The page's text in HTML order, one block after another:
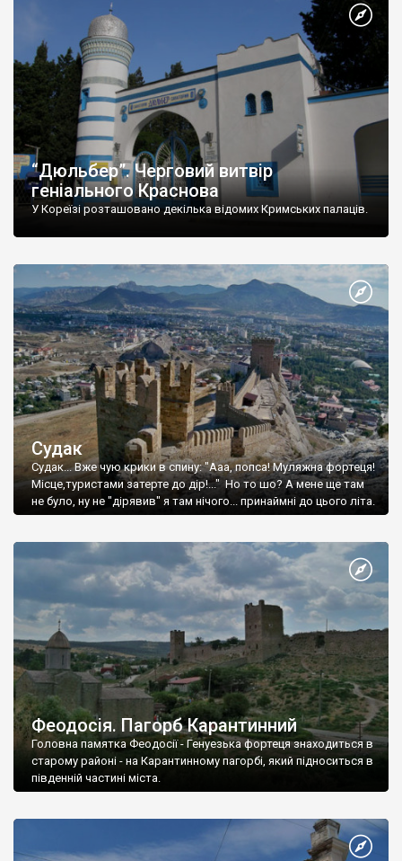
“Дюльбер”. Черговий витвір
геніального Краснова
У Кореїзі розташовано декілька відомих Кримських палаців.
Судак
Судак... Вже чую крики в спину: "Ааа, попса! Муляжна фортеця!
Місце,туристами затерте до дір!..." Но то шо? А мене ще там
не було, ну не "дірявив" я там нічого... принаймні до цього літа.
Феодосія. Пагорб Карантинний
Головна памятка Феодосії - Генуезька фортеця знаходиться в
старому районі - на Карантинному пагорбі, який підноситься в
південній частині міста.